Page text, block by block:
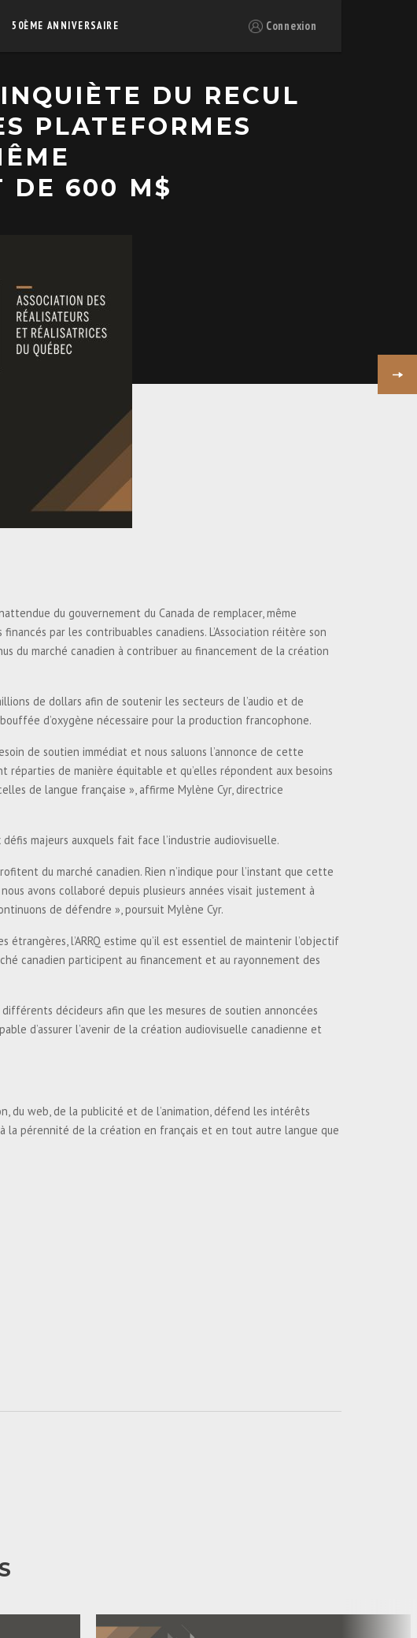
50ÈME ANNIVERSAIRE Connexion
COMMUNIQUÉ DE PRESSE -
DU RECUL
PLATEFORMES
DE 600 M$
du gouvernement du Canada de remplacer, même
par les contribuables canadiens. L’Association réitère son
du marché canadien à contribuer au financement de la création
de dollars afin de soutenir les secteurs de l’audio et de
d’oxygène nécessaire pour la production francophone.
de soutien immédiat et nous saluons l’annonce de cette
réparties de manière équitable et qu’elles répondent aux besoins
de langue française », affirme Mylène Cyr, directrice
majeurs auxquels fait face l’industrie audiovisuelle.
du marché canadien. Rien n’indique pour l’instant que cette
avons collaboré depuis plusieurs années visait justement à
de défendre », poursuit Mylène Cyr.
l’ARRQ estime qu’il est essentiel de maintenir l’objectif
canadien participent au financement et au rayonnement des
décideurs afin que les mesures de soutien annoncées
d’assurer l’avenir de la création audiovisuelle canadienne et
du web, de la publicité et de l’animation, défend les intérêts
la pérennité de la création en français et en tout autre langue que